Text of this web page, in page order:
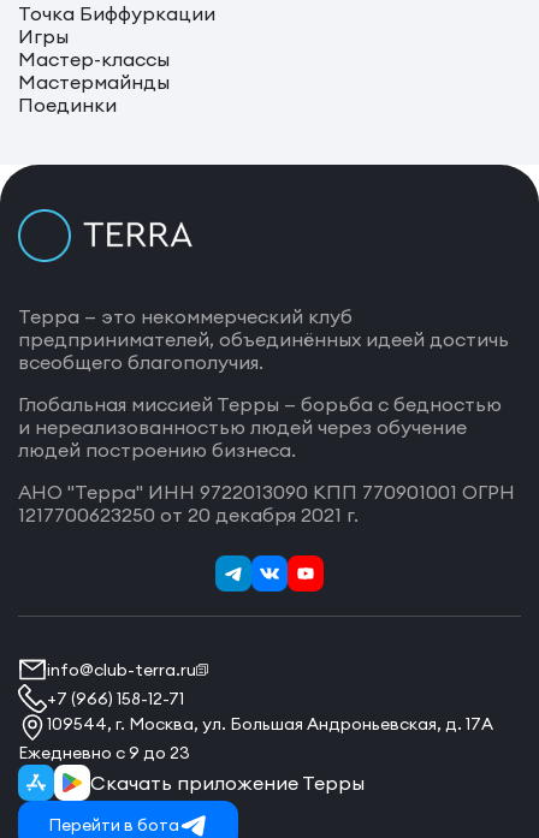
Точка Биффуркации
Игры
Мастер-классы
Мастермайнды
Поединки
Терра — это некоммерческий клуб
предпринимателей, объединённых идеей достичь
всеобщего благополучия.
Глобальная миссией Терры — борьба с бедностью
и нереализованностью людей через обучение
людей построению бизнеса.
АНО "Терра" ИНН 9722013090 КПП 770901001 ОГРН
1217700623250 от 20 декабря 2021 г.
info@club-terra.ru
+7 (966) 158-12-71
109544, г. Москва, ул. Большая Андроньевская, д. 17А
Ежедневно с 9 до 23
Скачать приложение Терры
Перейти в бота